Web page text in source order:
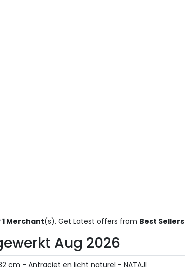
1 Merchant(s). Get Latest offers from Best Sellers
Aug 2026
cm - Antraciet en licht naturel - NATAJI